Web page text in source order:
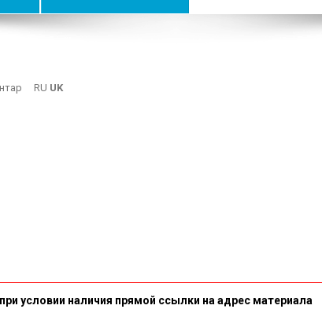
RU UK
условии наличия прямой ссылки на адрес материала